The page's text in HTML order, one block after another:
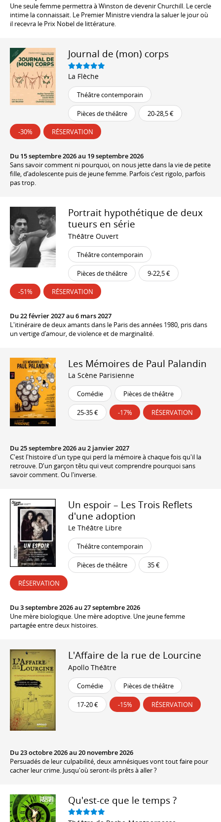
Une seule femme permettra à Winston de devenir Churchill. Le cercle
intime la connaissait. Le Premier Ministre viendra la saluer le jour où
il recevra le Prix Nobel de littérature.
Journal de (mon) corps
La Flèche
Théâtre contemporain
Pièces de théâtre 20-28,5 €
-30% RÉSERVATION
Du 15 septembre 2026 au 19 septembre 2026
Sans savoir comment ni pourquoi, on nous jette dans la vie de petite
fille, d’adolescente puis de jeune femme. Parfois c’est rigolo, parfois
pas trop.
Portrait hypothétique de deux
tueurs en série
Théâtre Ouvert
Théâtre contemporain
Pièces de théâtre 9-22,5 €
-51% RÉSERVATION
Du 22 février 2027 au 6 mars 2027
L'itinéraire de deux amants dans le Paris des années 1980, pris dans
un vertige d’amour, de violence et de marginalité.
Les Mémoires de Paul Palandin
La Scène Parisienne
Comédie Pièces de théâtre
25-35 € -17% RÉSERVATION
Du 25 septembre 2026 au 2 janvier 2027
C'est l'histoire d'un type qui perd la mémoire à chaque fois qu'il la
retrouve. D'un garçon têtu qui veut comprendre pourquoi sans
savoir comment. Ou l'inverse.
Un espoir – Les Trois Reflets
d'une adoption
Le Théâtre Libre
Théâtre contemporain
Pièces de théâtre 35 €
RÉSERVATION
Du 3 septembre 2026 au 27 septembre 2026
Une mère biologique. Une mère adoptive. Une jeune femme
partagée entre deux histoires.
L'Affaire de la rue de Lourcine
Apollo Théâtre
Comédie Pièces de théâtre
17-20 € -15% RÉSERVATION
Du 23 octobre 2026 au 20 novembre 2026
Persuadés de leur culpabilité, deux amnésiques vont tout faire pour
cacher leur crime. Jusqu'où seront-ils prêts à aller ?
Qu'est-ce que le temps ?